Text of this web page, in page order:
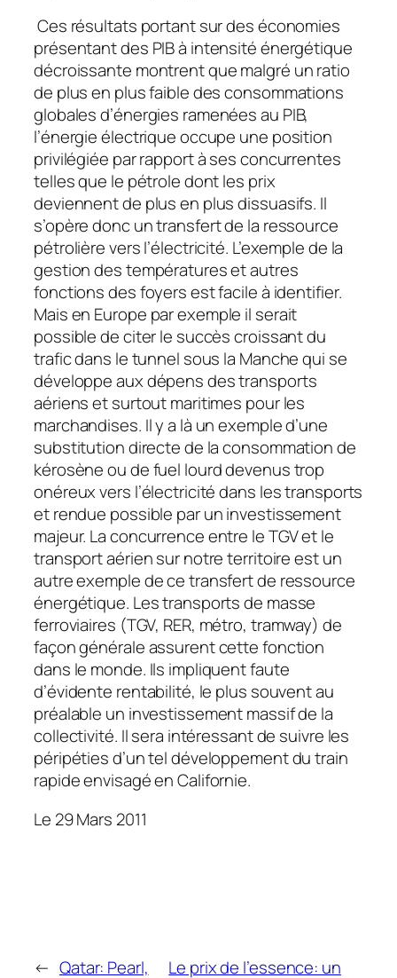
Ces résultats portant sur des économies
présentant des PIB à intensité énergétique
décroissante montrent que malgré un ratio
de plus en plus faible des consommations
globales d’énergies ramenées au PIB,
l’énergie électrique occupe une position
privilégiée par rapport à ses concurrentes
telles que le pétrole dont les prix
deviennent de plus en plus dissuasifs. Il
s’opère donc un transfert de la ressource
pétrolière vers l’électricité. L’exemple de la
gestion des températures et autres
fonctions des foyers est facile à identifier.
Mais en Europe par exemple il serait
possible de citer le succès croissant du
trafic dans le tunnel sous la Manche qui se
développe aux dépens des transports
aériens et surtout maritimes pour les
marchandises. Il y a là un exemple d’une
substitution directe de la consommation de
kérosène ou de fuel lourd devenus trop
onéreux vers l’électricité dans les transports
et rendue possible par un investissement
majeur. La concurrence entre le TGV et le
transport aérien sur notre territoire est un
autre exemple de ce transfert de ressource
énergétique. Les transports de masse
ferroviaires (TGV, RER, métro, tramway) de
façon générale assurent cette fonction
dans le monde. Ils impliquent faute
d’évidente rentabilité, le plus souvent au
préalable un investissement massif de la
collectivité. Il sera intéressant de suivre les
péripéties d’un tel développement du train
rapide envisagé en Californie.
Le 29 Mars 2011
← Qatar: Pearl,
Le prix de l’essence: un